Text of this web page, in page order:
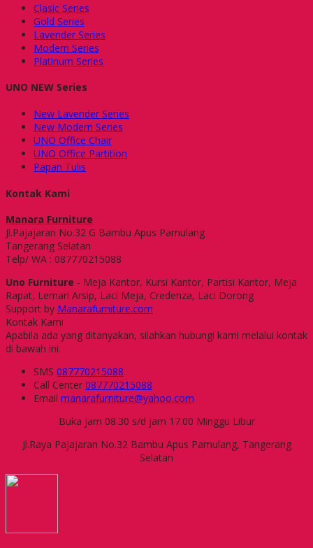
Clasic Series
Gold Series
Lavender Series
Modern Series
Platinum Series
UNO NEW Series
New Lavender Series
New Modern Series
UNO Office Chair
UNO Office Partition
Papan Tulis
Kontak Kami
Manara Furniture
Jl.Pajajaran No.32 G Bambu Apus Pamulang
Tangerang Selatan
Telp/ WA : 087770215088
Uno Furniture - Meja Kantor, Kursi Kantor, Partisi Kantor, Meja
Rapat, Lemari Arsip, Laci Meja, Credenza, Laci Dorong
Support by Manarafurniture.com
Kontak Kami
Apabila ada yang ditanyakan, silahkan hubungi kami melalui kontak
di bawah ini.
SMS 087770215088
Call Center 087770215088
Email manarafurniture@yahoo.com
Buka jam 08.30 s/d jam 17.00 Minggu Libur
Jl.Raya Pajajaran No.32 Bambu Apus Pamulang, Tangerang
Selatan